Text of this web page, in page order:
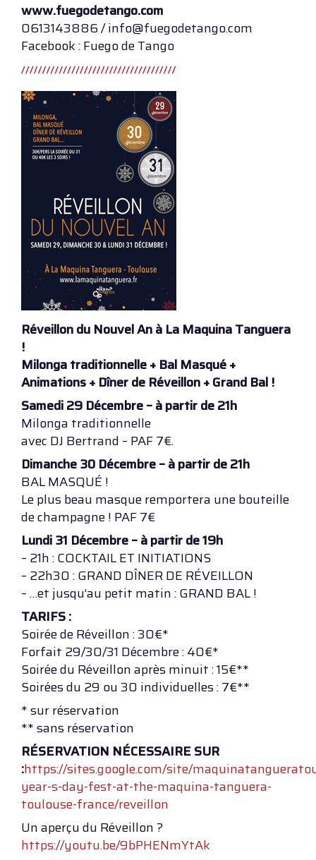
www.fuegodetango.com
0613143886 / info@fuegodetango.com
Facebook : Fuego de Tango
Réveillon du Nouvel An à La Maquina Tanguera
!
Milonga traditionnelle + Bal Masqué +
Animations + Dîner de Réveillon + Grand Bal !
Samedi 29 Décembre – à partir de 21h
Milonga traditionnelle
avec DJ Bertrand – PAF 7€.
Dimanche 30 Décembre – à partir de 21h
BAL MASQUÉ !
Le plus beau masque remportera une bouteille
de champagne ! PAF 7€
Lundi 31 Décembre – à partir de 19h
– 21h : COCKTAIL ET INITIATIONS
– 22h30 : GRAND DÎNER DE RÉVEILLON
– …et jusqu’au petit matin : GRAND BAL !
TARIFS :
Soirée de Réveillon : 30€*
Forfait 29/30/31 Décembre : 40€*
Soirée du Réveillon après minuit : 15€**
Soirées du 29 ou 30 individuelles : 7€**
* sur réservation
** sans réservation
RÉSERVATION NÉCESSAIRE SUR
:https://sites.google.com/site/
year-s-day-fest-at-the-maquina-tanguera-
toulouse-france/reveillon
Un aperçu du Réveillon ?
https://youtu.be/9bPHENmYtAk